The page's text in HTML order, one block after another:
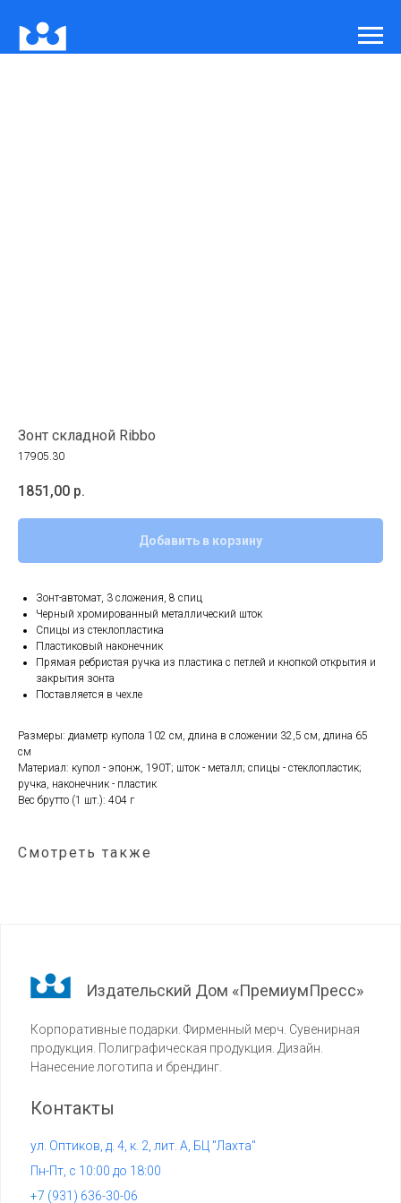
Зонт складной Ribbo
17905.30
1851,00 р.
Добавить в корзину
Зонт-автомат, 3 сложения, 8 спиц
Черный хромированный металлический шток
Спицы из стеклопластика
Пластиковый наконечник
Прямая ребристая ручка из пластика с петлей и кнопкой открытия и
закрытия зонта
Поставляется в чехле
Размеры: диаметр купола 102 см, длина в сложении 32,5 см, длина 65
см
Материал: купол - эпонж, 190Т; шток - металл; спицы - стеклопластик;
ручка, наконечник - пластик
Вес брутто (1 шт.): 404 г
Смотреть также
Издательский Дом «ПремиумПресс»
Корпоративные подарки. Фирменный мерч. Сувенирная
продукция. Полиграфическая продукция. Дизайн.
Нанесение логотипа и брендинг.
Контакты
+7 (931) 636-30-06
ул. Оптиков, д. 4, к. 2, лит. А, БЦ "Лахта"
Пн-Пт, с 10:00 до 18:00